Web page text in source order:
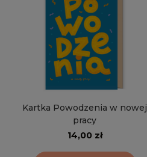
Kartka Powodzenia w nowej
pracy
14,00 zł